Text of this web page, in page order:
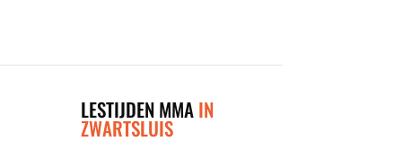
LESTIJDEN MMAIN
ZWARTSLUIS